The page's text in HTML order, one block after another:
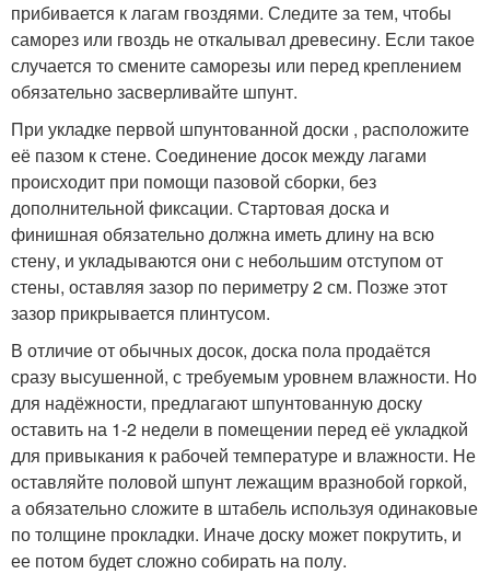
прибивается к лагам гвоздями. Следите за тем, чтобы
саморез или гвоздь не откалывал древесину. Если такое
случается то смените саморезы или перед креплением
обязательно засверливайте шпунт.
При укладке первой шпунтованной доски , расположите
её пазом к стене. Соединение досок между лагами
происходит при помощи пазовой сборки, без
дополнительной фиксации. Стартовая доска и
финишная обязательно должна иметь длину на всю
стену, и укладываются они с небольшим отступом от
стены, оставляя зазор по периметру 2 см. Позже этот
зазор прикрывается плинтусом.
В отличие от обычных досок, доска пола продаётся
сразу высушенной, с требуемым уровнем влажности. Но
для надёжности, предлагают шпунтованную доску
оставить на 1-2 недели в помещении перед её укладкой
для привыкания к рабочей температуре и влажности. Не
оставляйте половой шпунт лежащим вразнобой горкой,
а обязательно сложите в штабель используя одинаковые
по толщине прокладки. Иначе доску может покрутить, и
ее потом будет сложно собирать на полу.